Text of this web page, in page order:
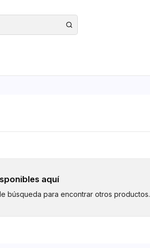
aquí
búsqueda para encontrar otros productos.